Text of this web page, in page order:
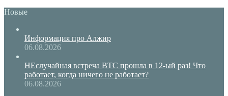
Новые
Информация про Алжир
06.08.2026
НЕслучайная встреча BTC прошла в 12-ый раз! Что
работает, когда ничего не работает?
06.08.2026